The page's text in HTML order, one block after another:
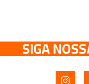
SIGA